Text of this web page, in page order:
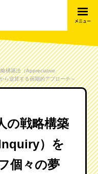
構築法（Appreciative
逆算する画期的アプローチ～
の戦略構築
）を
個々の夢